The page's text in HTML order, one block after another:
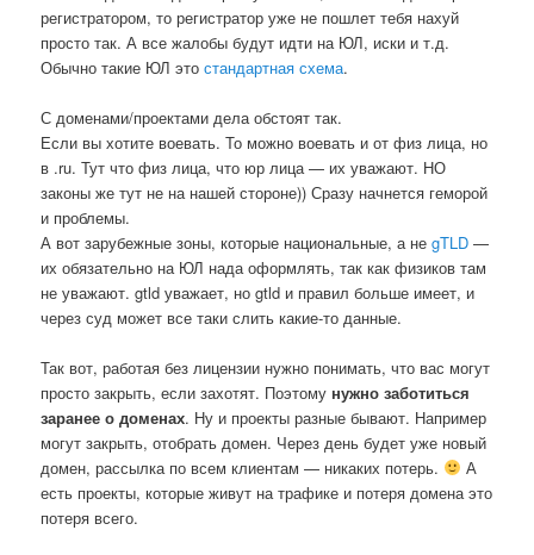
регистратором, то регистратор уже не пошлет тебя нахуй
просто так. А все жалобы будут идти на ЮЛ, иски и т.д.
Обычно такие ЮЛ этостандартная схема.
С доменами/проектами дела обстоят так.
Если вы хотите воевать. То можно воевать и от физ лица, но
в .ru. Тут что физ лица, что юр лица — их уважают. НО
законы же тут не на нашей стороне)) Сразу начнется геморой
и проблемы.
А вот зарубежные зоны, которые национальные, а неgTLD —
их обязательно на ЮЛ нада оформлять, так как физиков там
не уважают. gtld уважает, но gtld и правил больше имеет, и
через суд может все таки слить какие-то данные.
Так вот, работая без лицензии нужно понимать, что вас могут
просто закрыть, если захотят. Поэтому нужно заботиться
заранее о доменах. Ну и проекты разные бывают. Например
могут закрыть, отобрать домен. Через день будет уже новый
домен, рассылка по всем клиентам — никаких потерь.
А
есть проекты, которые живут на трафике и потеря домена это
потеря всего.